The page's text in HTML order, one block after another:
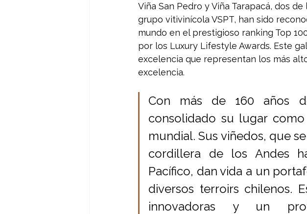
Viña San Pedro y Viña Tarapacá, dos
grupo vitivinícola VSPT, han sido
mundo en el prestigioso ranking Top
por los Luxury Lifestyle Awards. Este
excelencia que representan los más
excelencia.
Con más de 160 años
consolidado su lugar
mundial. Sus viñedos, que
cordillera de los Andes
Pacífico, dan vida a un
diversos terroirs chilenos.
innovadoras y un